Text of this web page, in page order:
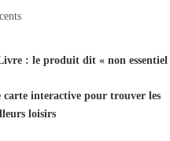
: le produit dit « non essentiel
carte interactive pour trouver les
loisirs